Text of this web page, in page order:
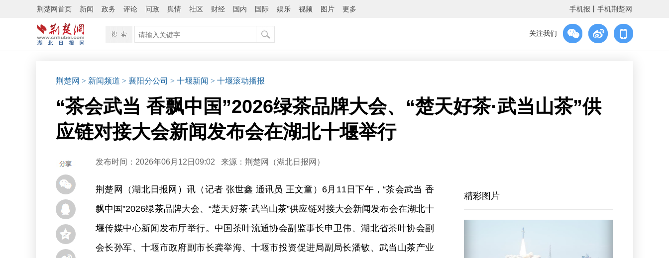
荆楚网首页 新闻 政务 评论 问政 舆情 社区 财经 国内 国际 娱乐 视频 图片 更多 手机报 手机荆楚网
关注我们
荆楚网 > 新闻频道 > 襄阳分公司 > 十堰新闻 > 十堰滚动播报
“茶会武当 香飘中国”2026绿茶品牌大会、“楚天好茶·武当山茶”供
应链对接大会新闻发布会在湖北十堰举行
发布时间：2026年06月12日09:02 来源： ​荆楚网（湖北日报网）
荆楚网（湖北日报网）讯（记者 张世鑫 通讯员 王文童）6月11日下午，“茶会武当 香
飘中国”2026绿茶品牌大会、“楚天好茶·武当山茶”供应链对接大会新闻发布会在湖北十
堰传媒中心新闻发布厅举行。中国茶叶流通协会副监事长申卫伟、湖北省茶叶协会副
会长孙军、十堰市政府副市长龚举海、十堰市投资促进局副局长潘敏、武当山茶产业
精彩图片